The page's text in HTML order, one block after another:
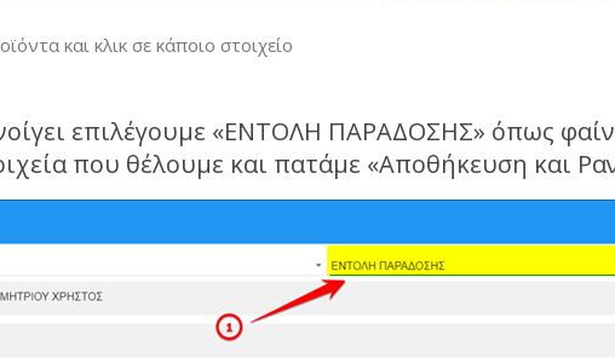
και κλικ σε κάποιο στοιχείο
επιλέγουμε «ΕΝΤΟΛΗ ΠΑΡΑΔΟΣΗΣ» όπως
που θέλουμε και πατάμε «Αποθήκευση και